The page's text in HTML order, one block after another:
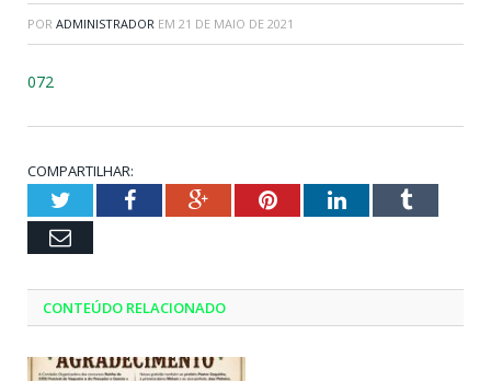
POR ADMINISTRADOR EM 21 DE MAIO DE 2021
072
COMPARTILHAR:
TwitterFacebookGoogle+PinterestLinkedInTumblr
Email
CONTEÚDO RELACIONADO